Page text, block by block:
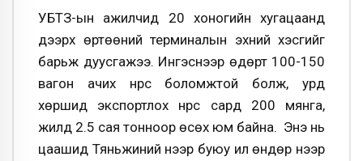
УБТЗ-ын ажилчид 20 хоногийн хугацаанд
дээрх өртөөний терминалын эхний хэсгийг
барьж дуусгажээ. Ингэснээр өдөрт 100-150
вагон ачих нүүрс боломжтой болж, урд
хөршид экспортлох нүүрс сард 200 мянга,
жилд 2.5 сая тонноор өсөх юм байна. Энэ нь
цаашид Тяньжиний үнээр буюу илүү өндөр үнээр